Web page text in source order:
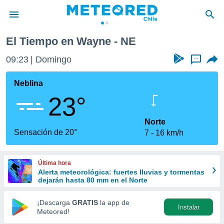
de
por
que se
a este
las
y
forma
digital
basada
El Tiempo en Wayne - NE
09:23 Domingo ...
Neblina
23°
Sensación de 20°
Norte
7
16 km/h
Última hora
Alerta meteorológica: fuertes lluvias y tormentas
dejarán hasta 80 mm en el Norte
¡Descarga GRATIS la app de
Meteored!
Instalar